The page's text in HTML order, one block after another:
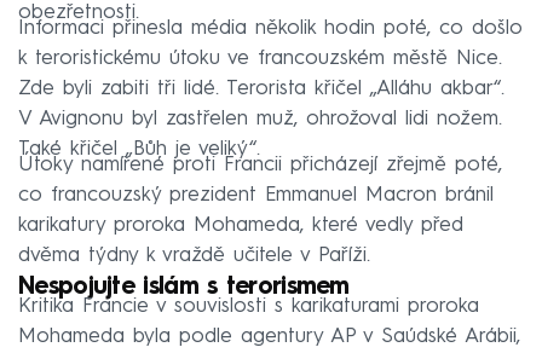
obezřetnosti.
Informaci přinesla média několik hodin poté, co došlo
k teroristickému útoku ve francouzském městě Nice.
Zde byli zabiti tři lidé. Terorista křičel „Alláhu akbar“.
V Avignonu byl zastřelen muž, ohrožoval lidi nožem.
Také křičel „Bůh je veliký“.
Útoky namířené proti Francii přicházejí zřejmě poté,
co francouzský prezident Emmanuel Macron bránil
karikatury proroka Mohameda, které vedly před
dvěma týdny k vraždě učitele v Paříži.
Nespojujte islám s terorismem
Kritika Francie v souvislosti s karikaturami proroka
Mohameda byla podle agentury AP v Saúdské Arábii,